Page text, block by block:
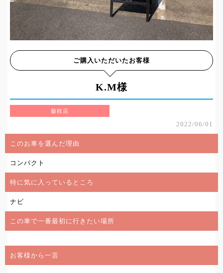
ご購入いただいたお客様
K.M様
藤枝店
2022/06/01
このお車を選んだ理由
コンパクト
特に気に入っているところ
ナビ
この車で一番最初に行きたい場所
お客様から一言